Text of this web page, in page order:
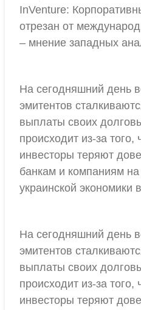
InVenture:
отрезан от
– мнение западных
На сегодняшний день
эмитентов
выплаты своих
происходит из-за того,
инвесторы теряют
банкам и компаниям
украинской экономики
На сегодняшний день
эмитентов
выплаты своих
происходит из-за того,
инвесторы теряют